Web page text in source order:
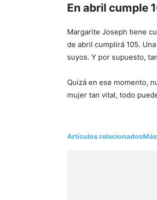
En abril cumple
Margarite Joseph tiene
de abril cumplirá 105.
suyos. Y por supuesto,
Quizá en ese momento,
mujer tan vital, todo
Artículos relacionados